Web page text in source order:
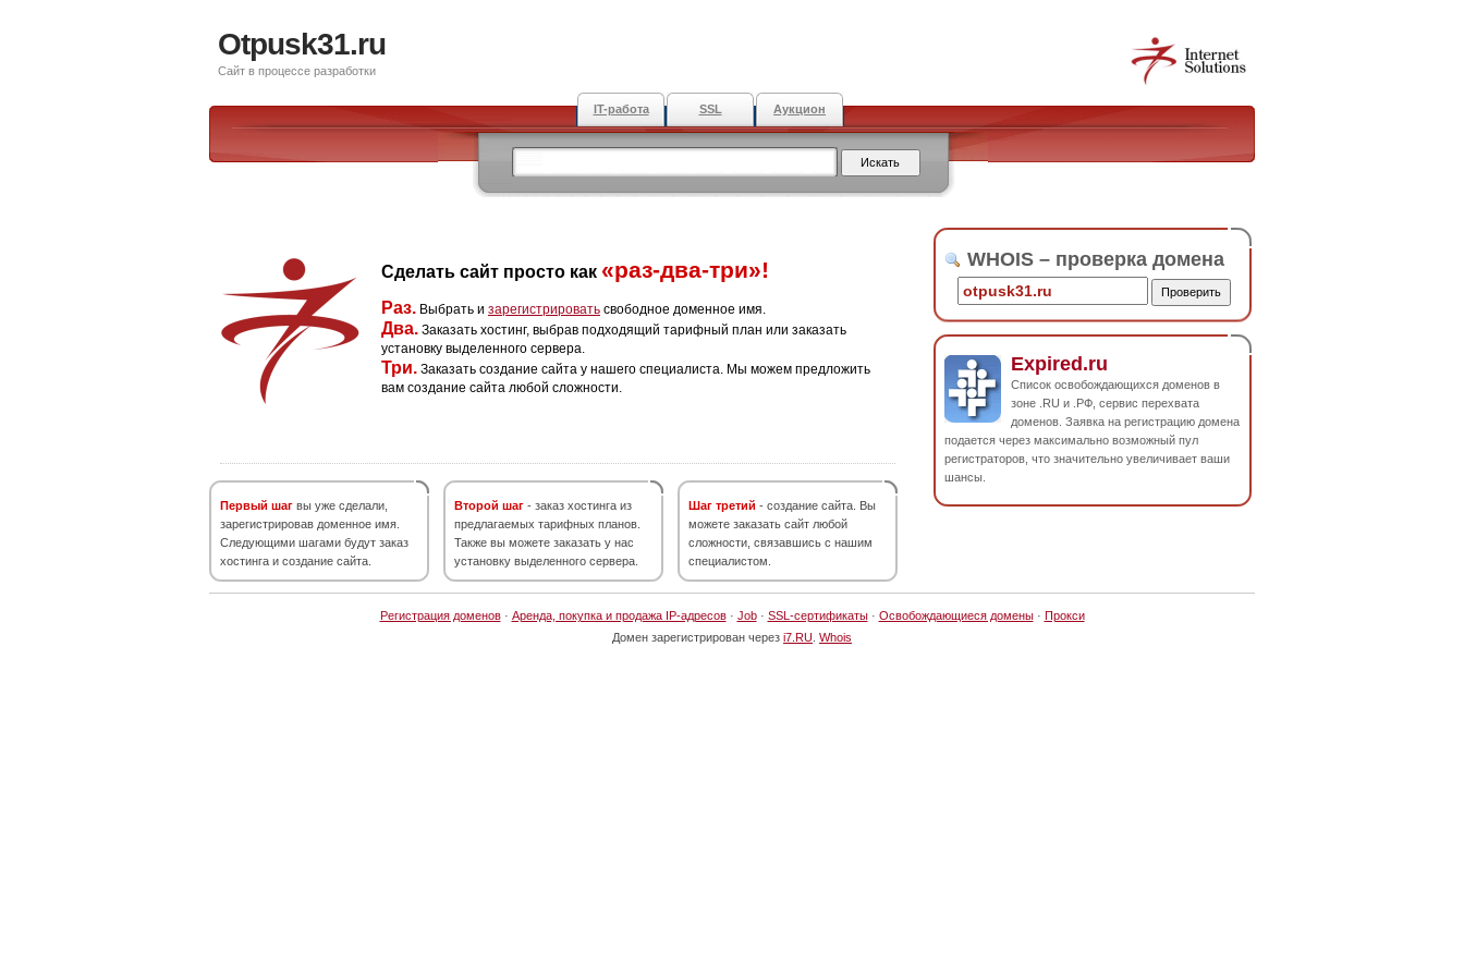
Otpusk31.ru
Сайт в процессе разработки
IT-работа SSL Аукцион
Сделать сайт просто как «раз-два-три»!
Раз. Выбрать и зарегистрировать свободное доменное имя.
Два. Заказать хостинг, выбрав подходящий тарифный план или заказать
установку выделенного сервера.
Три. Заказать создание сайта у нашего специалиста. Мы можем предложить
вам создание сайта любой сложности.
Первый шаг вы уже сделали,
зарегистрировав доменное имя.
Следующими шагами будут заказ
хостинга и создание сайта.
Второй шаг - заказ хостинга из
предлагаемых тарифных планов.
Также вы можете заказать у нас
установку выделенного сервера.
Шаг третий - создание сайта. Вы
можете заказать сайт любой
сложности, связавшись с нашим
специалистом.
WHOIS – проверка домена
Expired.ru
Список освобождающихся доменов в
зоне .RU и .РФ, сервис перехвата
доменов. Заявка на регистрацию домена
подается через максимально возможный пул
регистраторов, что значительно увеличивает ваши
шансы.
Регистрация доменов· Аренда, покупка и продажа IP-адресов· Job· SSL-сертификаты· Освобождающиеся домены· Прокси
Домен зарегистрирован через i7.RU Whois